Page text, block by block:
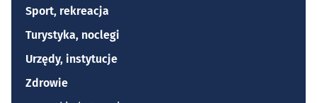
Sport, rekreacja
Turystyka, noclegi
Urzędy, instytucje
Zdrowie